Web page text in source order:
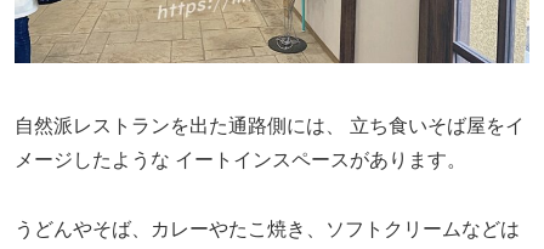
自然派レストランを出た通路側には、
立ち食いそば屋をイ
メージしたような イートインスペースがあります。
うどんやそば、カレーやたこ焼き、ソフトクリームなどは